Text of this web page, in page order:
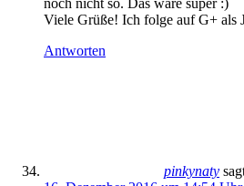
noch nicht so. Das wäre super :)
Viele Grüße! Ich folge auf G+ als
Antworten
pinkynaty